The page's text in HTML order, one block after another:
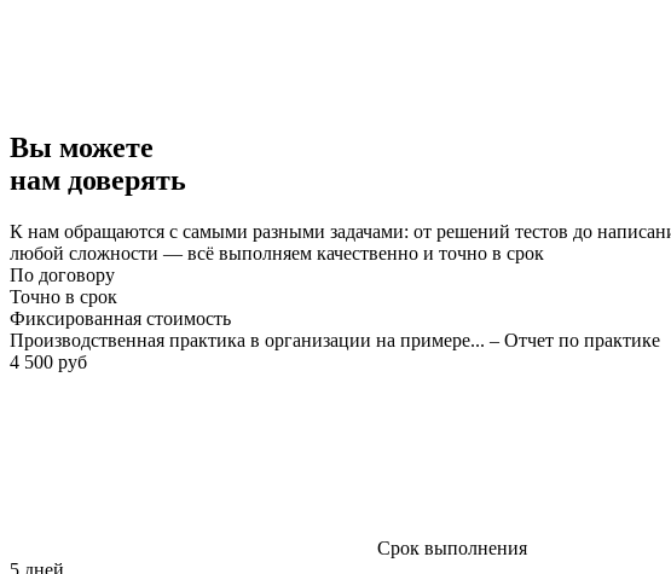
Вы можете
нам доверять
К нам обращаются с самыми разными задачами: от решений тестов до
любой сложности — всё выполняем качественно и точно в срок
По договору
Точно в срок
Фиксированная стоимость
Производственная практика в организации на примере... – Отчет по практике
4 500 руб
Срок выполнения